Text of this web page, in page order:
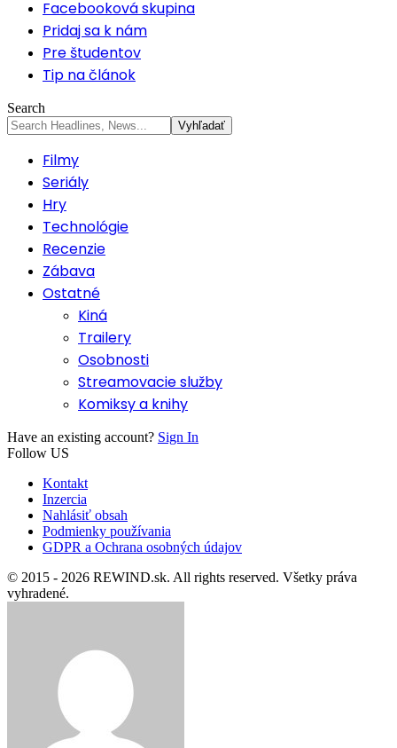
Facebooková skupina
Pridaj sa k nám
Pre študentov
Tip na článok
Search
Filmy
Seriály
Hry
Technológie
Recenzie
Zábava
Ostatné
Kiná
Trailery
Osobnosti
Streamovacie služby
Komiksy a knihy
Have an existing account? Sign In
Follow US
Kontakt
Inzercia
Nahlásiť obsah
Podmienky používania
GDPR a Ochrana osobných údajov
© 2015 - 2026 REWIND.sk. All rights reserved. Všetky práva
vyhradené.